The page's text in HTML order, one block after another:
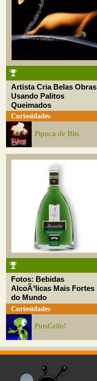
Artista Cria Belas Obras
Usando Palitos
Queimados
Curiosidades
Pipoca de Bits
Fotos: Bebidas
AlcoÃ³licas Mais Fortes
do Mundo
Curiosidades
PutsGrilo!